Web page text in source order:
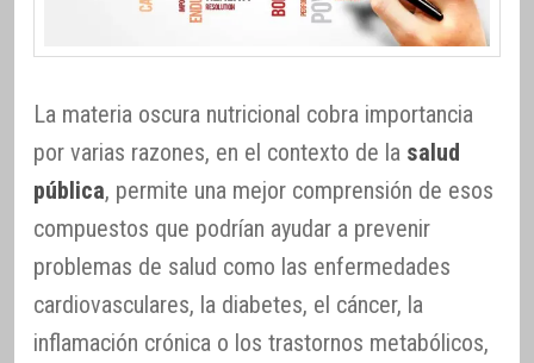
La materia oscura nutricional cobra importancia
por varias razones, en el contexto de la salud
pública, permite una mejor comprensión de esos
compuestos que podrían ayudar a prevenir
problemas de salud como las enfermedades
cardiovasculares, la diabetes, el cáncer, la
inflamación crónica o los trastornos metabólicos,